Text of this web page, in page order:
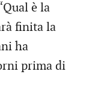
è la
finita la
ha
prima di